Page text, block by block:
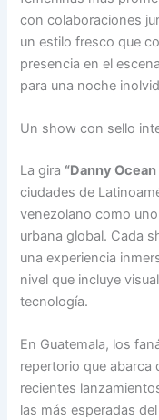
con colaboraciones
un estilo fresco que
presencia en el
para una noche
Un show con sello
La gira “Danny
ciudades de
venezolano como
urbana global. Cada
una experiencia
nivel que incluye
tecnología.
En Guatemala, los
repertorio que abarca
recientes
las más esperadas